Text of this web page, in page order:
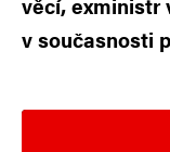
věcí, exministr
v současnosti